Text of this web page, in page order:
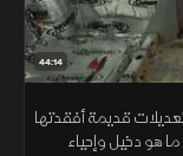
44:14
طراز 1957 خضعت لتعديلات قديمة أفقدتها
هو دخيل وإحياء